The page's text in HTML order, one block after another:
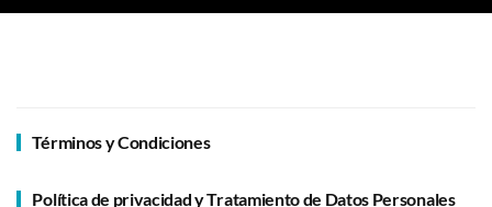
Términos y Condiciones
Política de privacidad y Tratamiento de Datos Personales